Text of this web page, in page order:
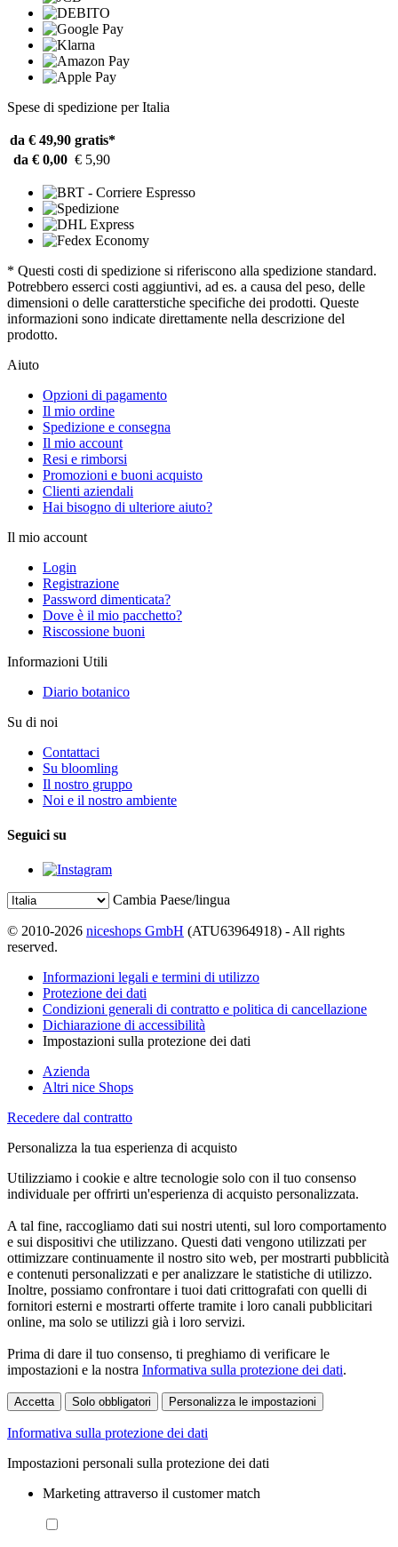
Spese di spedizione per Italia
da € 49,90 gratis*
da € 0,00 € 5,90
* Questi costi di spedizione si riferiscono alla spedizione standard.
Potrebbero esserci costi aggiuntivi, ad es. a causa del peso, delle
dimensioni o delle caratterstiche specifiche dei prodotti. Queste
informazioni sono indicate direttamente nella descrizione del
prodotto.
Aiuto
Opzioni di pagamento
Il mio ordine
Spedizione e consegna
Il mio account
Resi e rimborsi
Promozioni e buoni acquisto
Clienti aziendali
Hai bisogno di ulteriore aiuto?
Il mio account
Login
Registrazione
Password dimenticata?
Dove è il mio pacchetto?
Riscossione buoni
Informazioni Utili
Diario botanico
Su di noi
Contattaci
Su bloomling
Il nostro gruppo
Noi e il nostro ambiente
Seguici su
Cambia Paese/lingua
© 2010-2026 niceshops GmbH (ATU63964918) - All rights
reserved.
Informazioni legali e termini di utilizzo
Protezione dei dati
Condizioni generali di contratto e politica di cancellazione
Dichiarazione di accessibilità
Impostazioni sulla protezione dei dati
Azienda
Altri nice Shops
Recedere dal contratto
Personalizza la tua esperienza di acquisto
Utilizziamo i cookie e altre tecnologie solo con il tuo consenso
individuale per offrirti un'esperienza di acquisto personalizzata.
A tal fine, raccogliamo dati sui nostri utenti, sul loro comportamento
e sui dispositivi che utilizzano. Questi dati vengono utilizzati per
ottimizzare continuamente il nostro sito web, per mostrarti pubblicità
e contenuti personalizzati e per analizzare le statistiche di utilizzo.
Inoltre, possiamo confrontare i tuoi dati crittografati con quelli di
fornitori esterni e mostrarti offerte tramite i loro canali pubblicitari
online, ma solo se utilizzi già i loro servizi.
Prima di dare il tuo consenso, ti preghiamo di verificare le
impostazioni e la nostra Informativa sulla protezione dei dati.
Accetta Solo obbligatori Personalizza le impostazioni
Informativa sulla protezione dei dati
Impostazioni personali sulla protezione dei dati
Marketing attraverso il customer match